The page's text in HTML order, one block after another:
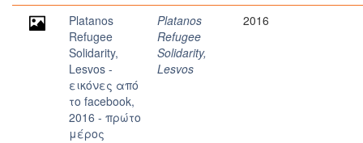
Platanos
Refugee
Solidarity,
Lesvos -
εικόνες από
το facebook,
2016 - πρώτο
μέρος
Platanos
Refugee
Solidarity,
Lesvos
2016